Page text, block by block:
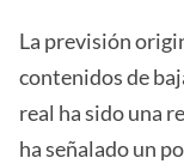
La previsión
contenidos de
real ha sido una
ha señalado un